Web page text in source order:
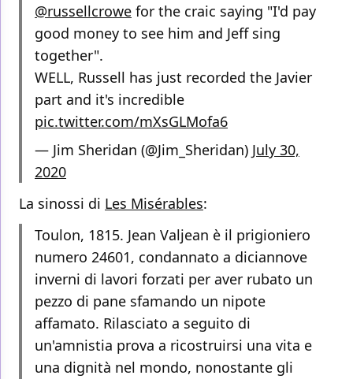
@russellcrowe for the craic saying "I'd pay
good money to see him and Jeff sing
together".
WELL, Russell has just recorded the Javier
part and it's incredible
pic.twitter.com/mXsGLMofa6
— Jim Sheridan (@Jim_Sheridan) July 30,
2020
La sinossi di Les Misérables:
Toulon, 1815. Jean Valjean è il prigioniero
numero 24601, condannato a diciannove
inverni di lavori forzati per aver rubato un
pezzo di pane sfamando un nipote
affamato. Rilasciato a seguito di
un'amnistia prova a ricostruirsi una vita e
una dignità nel mondo, nonostante gli